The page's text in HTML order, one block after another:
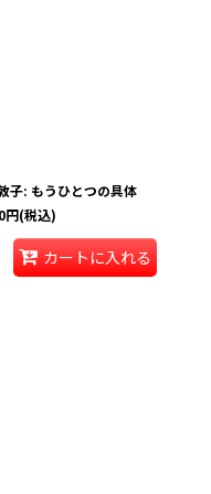
子: もうひとつの具体
円(税込)
カートに入れる